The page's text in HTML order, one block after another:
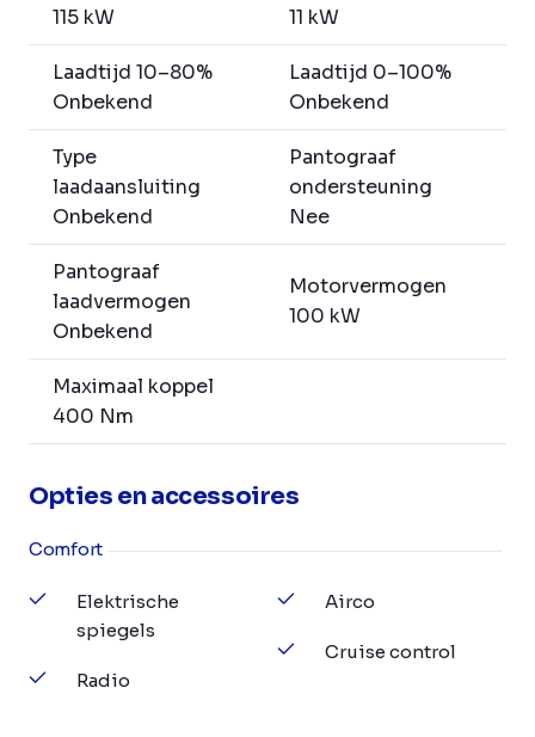
115 kW
11 kW
Laadtijd 10–80%
Onbekend
Laadtijd 0–100%
Onbekend
Type
laadaansluiting
Onbekend
Pantograaf
ondersteuning
Nee
Pantograaf
laadvermogen
Onbekend
Motorvermogen
100 kW
Maximaal koppel
400 Nm
Opties en accessoires
Comfort
Elektrische
spiegels
Radio
Airco
Cruise control